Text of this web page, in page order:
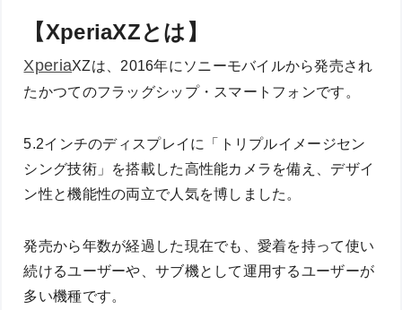
【XperiaXZとは】
XperiaXZは、2016年にソニーモバイルから発売され
たかつてのフラッグシップ・スマートフォンです。
5.2インチのディスプレイに「トリプルイメージセン
シング技術」を搭載した高性能カメラを備え、デザイ
ン性と機能性の両立で人気を博しました。
発売から年数が経過した現在でも、愛着を持って使い
続けるユーザーや、サブ機として運用するユーザーが
多い機種です。